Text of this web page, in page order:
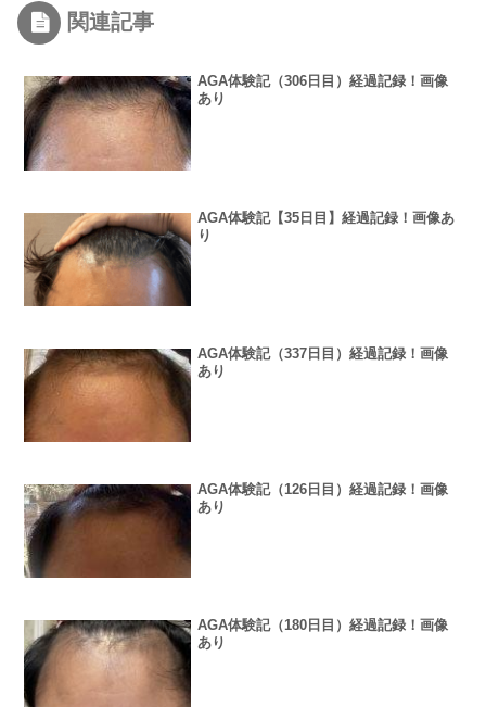
関連記事
AGA体験記（306日目）経過記録！画像
あり
AGA体験記【35日目】経過記録！画像あ
り
AGA体験記（337日目）経過記録！画像
あり
AGA体験記（126日目）経過記録！画像
あり
AGA体験記（180日目）経過記録！画像
あり